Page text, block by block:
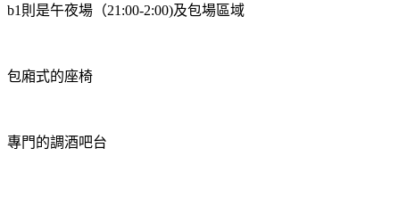
b1則是午夜場（21:00-2:00)及包場區域
包廂式的座椅
專門的調酒吧台